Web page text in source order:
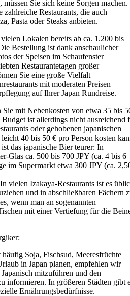
Sie sich keine Sorgen machen.
Restaurants, die auch
Pasta oder Steaks anbieten.
Lokalen bereits ab ca. 1.200 bis
Bestellung ist dank anschaulicher
der Speisen im Schaufenster
Restaurantetagen großer
Sie eine große Vielfalt
mit moderaten Preisen
auf Ihrer Japan Rundreise.
Sie mit Nebenkosten von etwa 35 bis
ist allerdings nicht ausreichend
oder gehobenen japanischen
40 bis 50 € pro Person kosten
das japanische Bier teurer: In
Glas ca. 500 bis 700 JPY (ca. 4 bis 6
im Supermarkt etwa 300 JPY (ca.
vielen Izakaya-Restaurants ist es
und in abschließbaren Fächern
wenn man an sogenannten
mit einer Vertiefung für die
Soja, Fischsud, Meeresfrüchte
in Japan planen, empfehlen wir
mitzuführen und den
informieren. In größeren Städten gibt
Ernährungsbedürfnisse.